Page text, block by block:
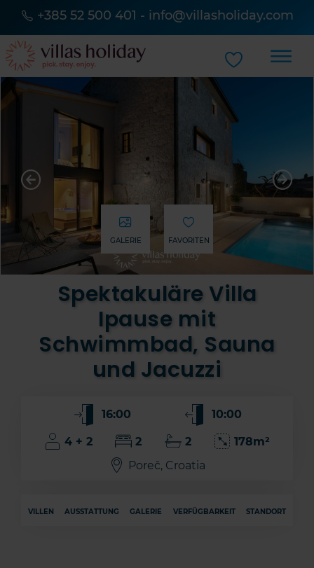
+385 52 500 401 - info@villasholiday.com
GALERIE FAVORITEN
Spektakuläre Villa
Ipause mit
Schwimmbad, Sauna
und Jacuzzi
16:00 10:00
4 + 2 2 2
178m²
Poreč, Croatia
VILLEN AUSSTATTUNG GALERIE VERFÜGBARKEIT STANDORT